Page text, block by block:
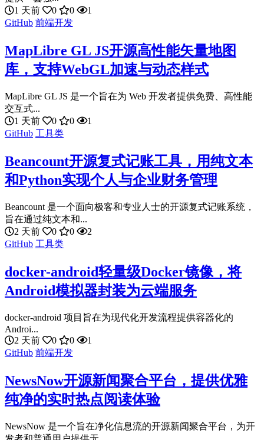
1 天前
0 0
1
GitHub 前端开发
MapLibre GL JS开源高性能矢量地图
库，支持WebGL加速与动态样式
MapLibre GL JS 是一个旨在为 Web 开发者提供免费、高性能
交互式...
1 天前
0 0
1
GitHub 工具类
Beancount开源复式记账工具，用纯文本
和Python实现个人与企业财务管理
Beancount 是一个面向极客和专业人士的开源复式记账系统，
旨在通过纯文本和...
2 天前
0 0
2
GitHub 工具类
docker-android轻量级Docker镜像，将
Android模拟器封装为云端服务
docker-android 项目旨在为现代化开发流程提供容器化的
Androi...
2 天前
0 0
1
GitHub 前端开发
NewsNow开源新闻聚合平台，提供优雅
纯净的实时热点阅读体验
NewsNow 是一个旨在净化信息流的开源新闻聚合平台，为开